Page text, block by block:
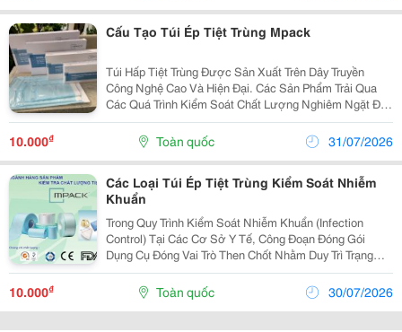
Cấu Tạo Túi Ép Tiệt Trùng Mpack
Túi Hấp Tiệt Trùng Được Sản Xuất Trên Dây Truyền
Công Nghệ Cao Và Hiện Đại. Các Sản Phẩm Trải Qua
Các Quá Trình Kiểm Soát Chất Lượng Nghiêm Ngặt Để
Đảm Bảo Sản Phẩm Đạt Các Tiêu Chuẩn Quốc Tế Liên
Quan Trong Lĩnh Vực Bao Gói Y Tế Như: Tiêu Chuẩn
Châu...
10.000₫ Toàn quốc 31/07/2026
Các Loại Túi Ép Tiệt Trùng Kiểm Soát Nhiễm
Khuẩn
Trong Quy Trình Kiểm Soát Nhiễm Khuẩn (Infection
Control) Tại Các Cơ Sở Y Tế, Công Đoạn Đóng Gói
Dụng Cụ Đóng Vai Trò Then Chốt Nhằm Duy Trì Trạng
Thái Vô Khuẩn Cho Đến Thời Điểm Sử Dụng. Một Phần
Không Thể Thiếu Trong Quy Trình Tiệt Khuẩn Đó Là
10.000₫ Toàn quốc 30/07/2026